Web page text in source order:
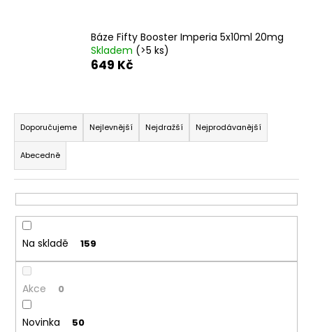
Báze Fifty Booster Imperia 5x10ml 20mg
Skladem (>5 ks)
649 Kč
Ř
a
z
e
n
í
p
o
d
u
k
Doporučujeme Nejlevnější Nejdražší Nejprodávanější
Abecedně
Na skladě 159
Akce 0
Novinka 50
D
o
p
o
r
u
u
m